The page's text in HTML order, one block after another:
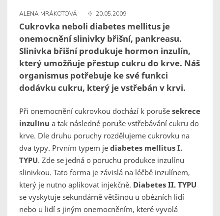
ALENA MRÁKOTOVÁ 20.05.2009
Cukrovka neboli diabetes mellitus je
onemocnění slinivky břišní, pankreasu.
Slinivka břišní produkuje hormon inzulín,
který umožňuje přestup cukru do krve. Náš
organismus potřebuje ke své funkci
dodávku cukru, který je vstřebán v krvi.
Při onemocnění cukrovkou dochází k poruše sekrece
inzulínu a tak následné poruše vstřebávání cukru do
krve. Dle druhu poruchy rozdělujeme cukrovku na
dva typy. Prvním typem je diabetes mellitus I.
TYPU. Zde se jedná o poruchu produkce inzulínu
slinivkou. Tato forma je závislá na léčbě inzulínem,
který je nutno aplikovat injekčně. Diabetes II. TYPU
se vyskytuje sekundárně většinou u obézních lidí
nebo u lidí s jiným onemocněním, které vyvolá